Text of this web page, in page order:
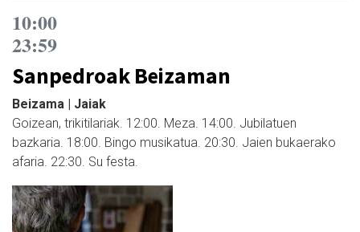
10:00
23:59
Sanpedroak Beizaman
Beizama | Jaiak
Goizean, trikitilariak. 12:00. Meza. 14:00. Jubilatuen
bazkaria. 18:00. Bingo musikatua. 20:30. Jaien bukaerako
afaria. 22:30. Su festa.